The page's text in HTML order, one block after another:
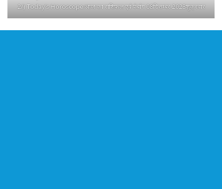
2/) Today’s Horoscope:आज का राशिफल एवं पंचांग 08दिसम्बर 2023शुक्रवार